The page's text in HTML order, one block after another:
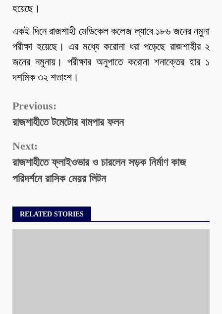
হয়েছে।
একই দিনে রাজশাহী মেডিকেল কলেজ ল্যাবে ১৮৬ জনের নমুনা
পরীক্ষা হয়েছে। এর মধ্যে করোনা ধরা পড়েছে রাজশাহীর ২
জনের নমুনায়। পরীক্ষার অনুপাতে করোনা শনাক্তের হার ১
দশমিক ৩২ শতাংশ।
Continue
Reading
Previous:
রাজশাহীতে টমেটোর বামপার ফলন
Next:
রাজশাহীতে ফ্লাইওভার ও চারলেন সড়ক নির্মাণ কাজ
পরিদর্শনে রাসিক মেয়র লিটন
RELATED STORIES